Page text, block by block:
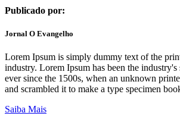
Publicado por:
Jornal O Evangelho
Lorem Ipsum is simply dummy text of the
industry. Lorem Ipsum has been the
ever since the 1500s, when an unknown
and scrambled it to make a type specimen
Saiba Mais